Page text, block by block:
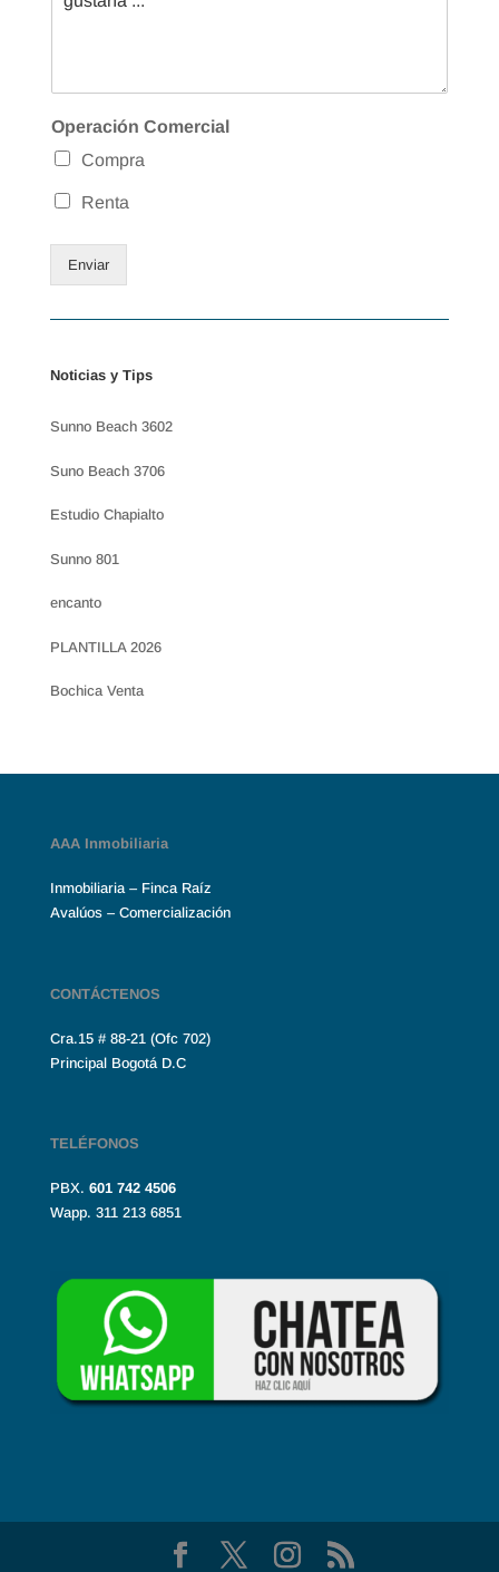
Operación Comercial
Compra
Renta
Enviar
Noticias y Tips
Sunno Beach 3602
Suno Beach 3706
Estudio Chapialto
Sunno 801
encanto
PLANTILLA 2026
Bochica Venta
AAA Inmobiliaria
Inmobiliaria – Finca Raíz
Avalúos – Comercialización
CONTÁCTENOS
Cra.15 # 88-21 (Ofc 702)
Principal Bogotá D.C
TELÉFONOS
PBX. 601 742 4506
Wapp. 311 213 6851